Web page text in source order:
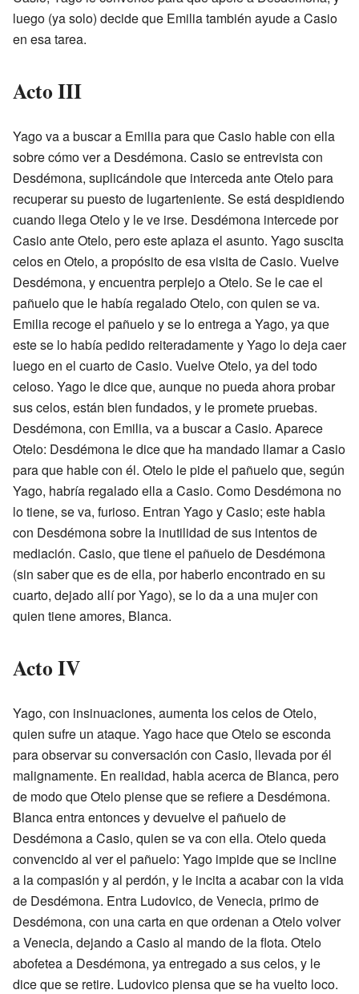
luego (ya solo) decide que Emilia también ayude a Casio
en esa tarea.
Acto III
Yago va a buscar a Emilia para que Casio hable con ella
sobre cómo ver a Desdémona. Casio se entrevista con
Desdémona, suplicándole que interceda ante Otelo para
recuperar su puesto de lugarteniente. Se está despidiendo
cuando llega Otelo y le ve irse. Desdémona intercede por
Casio ante Otelo, pero este aplaza el asunto. Yago suscita
celos en Otelo, a propósito de esa visita de Casio. Vuelve
Desdémona, y encuentra perplejo a Otelo. Se le cae el
pañuelo que le había regalado Otelo, con quien se va.
Emilia recoge el pañuelo y se lo entrega a Yago, ya que
este se lo había pedido reiteradamente y Yago lo deja caer
luego en el cuarto de Casio. Vuelve Otelo, ya del todo
celoso. Yago le dice que, aunque no pueda ahora probar
sus celos, están bien fundados, y le promete pruebas.
Desdémona, con Emilia, va a buscar a Casio. Aparece
Otelo: Desdémona le dice que ha mandado llamar a Casio
para que hable con él. Otelo le pide el pañuelo que, según
Yago, habría regalado ella a Casio. Como Desdémona no
lo tiene, se va, furioso. Entran Yago y Casio; este habla
con Desdémona sobre la inutilidad de sus intentos de
mediación. Casio, que tiene el pañuelo de Desdémona
(sin saber que es de ella, por haberlo encontrado en su
cuarto, dejado allí por Yago), se lo da a una mujer con
quien tiene amores, Blanca.
Acto IV
Yago, con insinuaciones, aumenta los celos de Otelo,
quien sufre un ataque. Yago hace que Otelo se esconda
para observar su conversación con Casio, llevada por él
malignamente. En realidad, habla acerca de Blanca, pero
de modo que Otelo piense que se refiere a Desdémona.
Blanca entra entonces y devuelve el pañuelo de
Desdémona a Casio, quien se va con ella. Otelo queda
convencido al ver el pañuelo: Yago impide que se incline
a la compasión y al perdón, y le incita a acabar con la vida
de Desdémona. Entra Ludovico, de Venecia, primo de
Desdémona, con una carta en que ordenan a Otelo volver
a Venecia, dejando a Casio al mando de la flota. Otelo
abofetea a Desdémona, ya entregado a sus celos, y le
dice que se retire. Ludovico piensa que se ha vuelto loco.